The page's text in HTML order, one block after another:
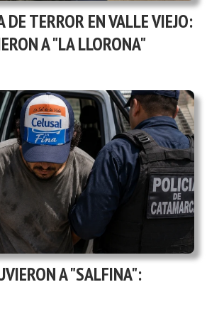
DE TERROR EN VALLE VIEJO:
A "LA LLORONA"
A "SALFINA":